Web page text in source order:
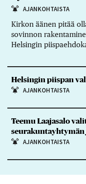
AJANKOHTAISTA
Kirkon äänen pitää
sovinnon
Helsingin
Helsingin piispan
AJANKOHTAISTA
Teemu Laajasalo
AJANKOHTAISTA